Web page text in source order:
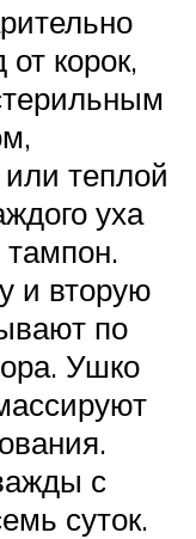
корок,
теплой
уха
и вторую
по
Ушко
с
суток.